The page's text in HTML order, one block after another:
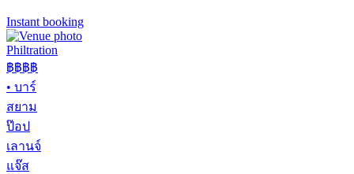
Instant booking
Philtration
฿฿฿฿
• บาร์
สยาม
ป๊อป
เลานจ์
แจ๊ส